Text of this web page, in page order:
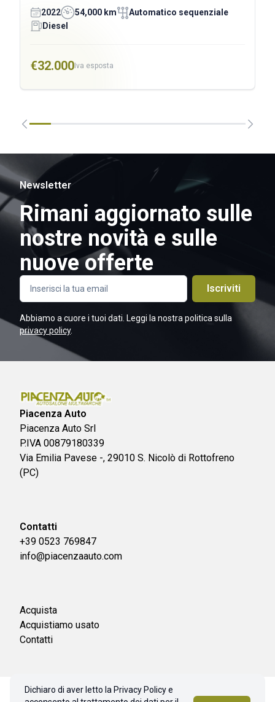
2022 54,000 km
Automatico sequenziale
Diesel
€32.000Iva esposta
Newsletter
Rimani aggiornato sulle
nostre novità e sulle
nuove offerte
Iscriviti
Abbiamo a cuore i tuoi dati. Leggi la nostra politica sulla
privacy policy.
Piacenza Auto
Piacenza Auto Srl
P.IVA 00879180339
Via Emilia Pavese -, 29010 S. Nicolò di Rottofreno
(PC)
Contatti
+39 0523 769847
info@piacenzaauto.com
Acquista
Acquistiamo usato
Contatti
Dichiaro di aver letto la Privacy Policy e
© 2026 Piacenza Auto Srl. Tutti i diritti riservati.